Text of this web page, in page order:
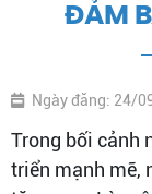
ĐẢM
Ngày đăng: 24/
Trong bối cảnh
triển mạnh mẽ,